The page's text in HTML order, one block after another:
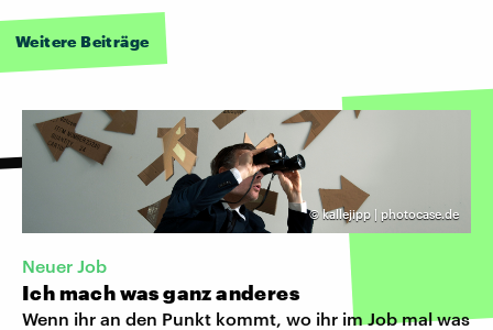
Weitere Beiträge
©kallejipp | photocase.de
Neuer Job
Ich mach was ganz anderes
Wenn ihr an den Punkt kommt, wo ihr im Job mal was